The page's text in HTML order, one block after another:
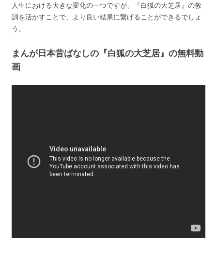
人生における大きな変化の一つですが、『白狐の大芝居』の教
訓を活かすことで、より良い結果に繋げることができるでしょ
う。
まんが日本昔ばなしの『白狐の大芝居』の無料動
画